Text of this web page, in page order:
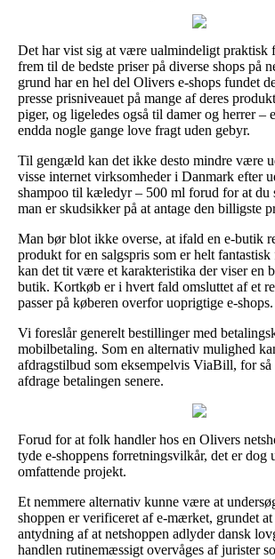
Det har vist sig at være ualmindeligt praktisk
frem til de bedste priser på diverse shops på
grund har en hel del Olivers e-shops fundet
presse prisniveauet på mange af deres
piger, og ligeledes også til damer og herrer –
endda nogle gange love fragt uden gebyr.
Til gengæld kan det ikke desto mindre være
visse internet virksomheder i Danmark efter
shampoo til kæledyr – 500 ml forud for at du
man er skudsikker på at antage den billigste
Man bør blot ikke overse, at ifald en e-butik
produkt for en salgspris som er helt fantastisk
kan det tit være et karakteristika der viser en
butik. Kortkøb er i hvert fald omsluttet af et
passer på køberen overfor uoprigtige e-shops.
Vi foreslår generelt bestillinger med
mobilbetaling. Som en alternativ mulighed
afdragstilbud som eksempelvis ViaBill, for
afdrage betalingen senere.
Forud for at folk handler hos en Olivers
tyde e-shoppens forretningsvilkår, det er dog
omfattende projekt.
Et nemmere alternativ kunne være at
shoppen er verificeret af e-mærket, grundet at
antydning af at netshoppen adlyder dansk
handlen rutinemæssigt overvåges af jurister